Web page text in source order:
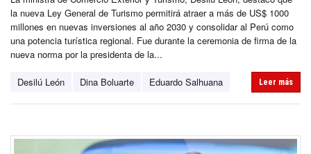
la nueva Ley General de Turismo permitirá atraer a más de US$ 1000
millones en nuevas inversiones al año 2030 y consolidar al Perú como
una potencia turística regional. Fue durante la ceremonia de firma de la
nueva norma por la presidenta de la...
Desilú León Dina Boluarte Eduardo Salhuana Leer más